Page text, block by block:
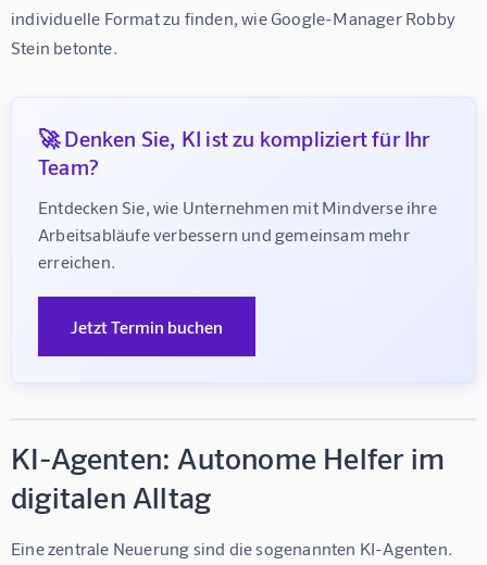
individuelle Format zu finden, wie Google-Manager Robby
Stein betonte.
🚀 Denken Sie, KI ist zu kompliziert für Ihr
Team?
Entdecken Sie, wie Unternehmen mit Mindverse ihre
Arbeitsabläufe verbessern und gemeinsam mehr
erreichen.
Jetzt Termin buchen
KI-Agenten: Autonome Helfer im
digitalen Alltag
Eine zentrale Neuerung sind die sogenannten KI-Agenten.